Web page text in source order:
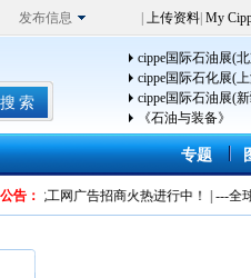
发布信息 上传资料 My
cippe国际石油展(
cippe国际石化展(
cippe国际石油展(
《石油与装备》
专题
视频
公告：
油化工网广告招商火热进行中！ | ---全